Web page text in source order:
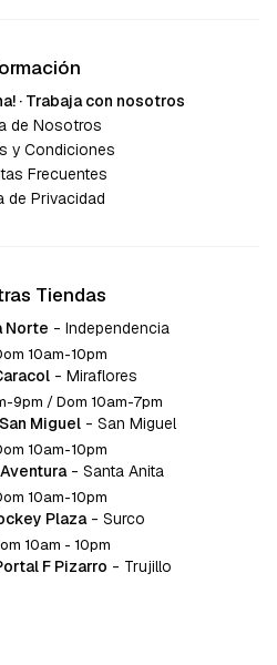
· Trabaja con nosotros
de Nosotros
y Condiciones
Frecuentes
de Privacidad
Tiendas
Norte - Independencia
10am-10pm
- Miraflores
9pm / Dom 10am-7pm
Miguel - San Miguel
10am-10pm
- Santa Anita
10am-10pm
Plaza - Surco
10am - 10pm
F Pizarro - Trujillo